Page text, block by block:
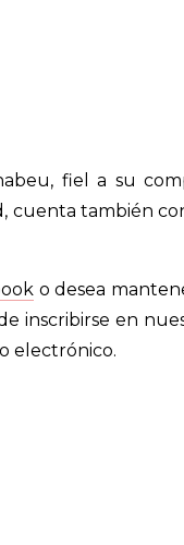
fiel a su
cuenta también
o desea
inscribirse en
electrónico.